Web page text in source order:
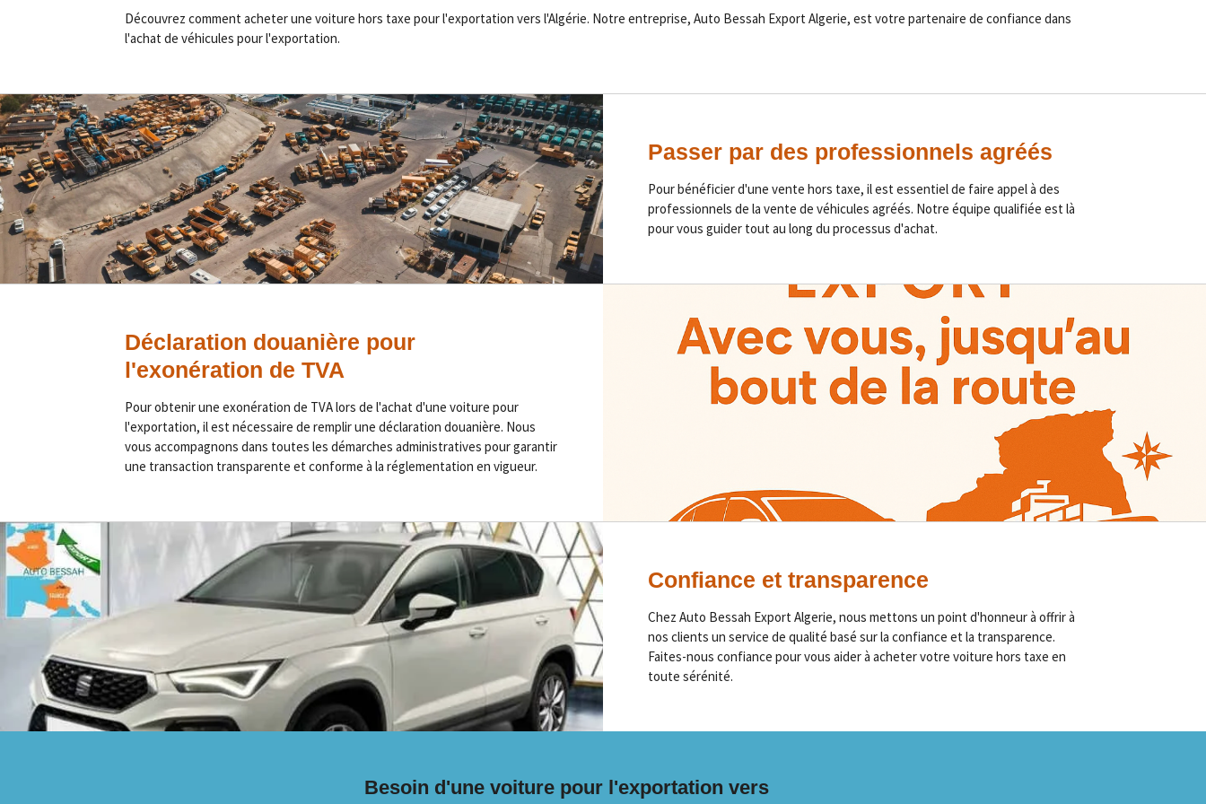
Découvrez comment acheter une voiture hors taxe pour l'exportation vers l'Algérie. Notre entreprise, Auto Bessah Export Algerie, est votre partenaire de confiance dans
l'achat de véhicules pour l'exportation.
Passer par des professionnels agréés
Pour bénéficier d'une vente hors taxe, il est essentiel de faire appel à des
professionnels de la vente de véhicules agréés. Notre équipe qualifiée est là
pour vous guider tout au long du processus d'achat.
Déclaration douanière pour
l'exonération de TVA
Pour obtenir une exonération de TVA lors de l'achat d'une voiture pour
l'exportation, il est nécessaire de remplir une déclaration douanière. Nous
vous accompagnons dans toutes les démarches administratives pour garantir
une transaction transparente et conforme à la réglementation en vigueur.
Confiance et transparence
Chez Auto Bessah Export Algerie, nous mettons un point d'honneur à offrir à
nos clients un service de qualité basé sur la confiance et la transparence.
Faites-nous confiance pour vous aider à acheter votre voiture hors taxe en
toute sérénité.
Besoin d'une voiture pour l'exportation vers